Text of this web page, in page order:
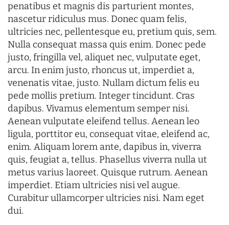
penatibus et magnis dis parturient montes,
nascetur ridiculus mus. Donec quam felis,
ultricies nec, pellentesque eu, pretium quis, sem.
Nulla consequat massa quis enim. Donec pede
justo, fringilla vel, aliquet nec, vulputate eget,
arcu. In enim justo, rhoncus ut, imperdiet a,
venenatis vitae, justo. Nullam dictum felis eu
pede mollis pretium. Integer tincidunt. Cras
dapibus. Vivamus elementum semper nisi.
Aenean vulputate eleifend tellus. Aenean leo
ligula, porttitor eu, consequat vitae, eleifend ac,
enim. Aliquam lorem ante, dapibus in, viverra
quis, feugiat a, tellus. Phasellus viverra nulla ut
metus varius laoreet. Quisque rutrum. Aenean
imperdiet. Etiam ultricies nisi vel augue.
Curabitur ullamcorper ultricies nisi. Nam eget
dui.